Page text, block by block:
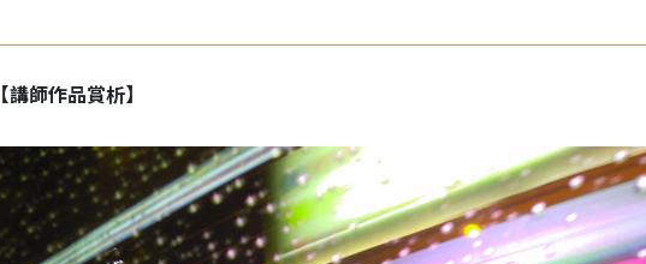
【講師作品賞析】